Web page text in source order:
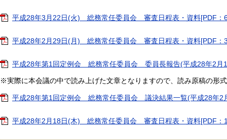
平成28年3月22日(火) 総務常任委員会 審査日程表・資料[PDF：
平成28年2月29日(月) 総務常任委員会 審査日程表・資料[PDF：
平成28年第1回定例会 総務常任委員会 委員長報告(平成28年2月
※実際に本会議の中で読み上げた文章となりますので、読み原稿の形
平成28年第1回定例会 総務常任委員会 議決結果一覧(平成28年2
平成28年2月18日(木) 総務常任委員会 審査日程表・資料[PDF：